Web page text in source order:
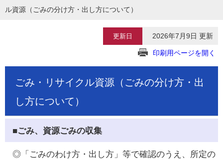
ル資源（ごみの分け方・出し方について）
更新日 2026年7月9日 更新
印刷用ページを開く
ごみ・リサイクル資源（ごみの分け方・出
し方について）
■ごみ、資源ごみの収集
◎「ごみのわけ方・出し方」等で確認のうえ、所定の